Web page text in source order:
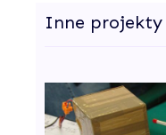
Inne